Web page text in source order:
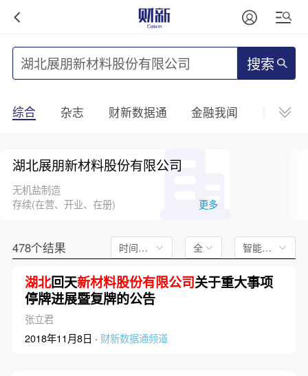
搜索
综合 杂志 财新数据通 金融我闻 财新
湖北展朋新材料股份有限公司
无机盐制造
存续(在营、开业、在册)
更多
478个结果 时间不限 全文 智能排序
湖北回天新材料股份有限公司关于重大事项
停牌进展暨复牌的公告
张立君
2018年11月8日 · 财新数据通频道